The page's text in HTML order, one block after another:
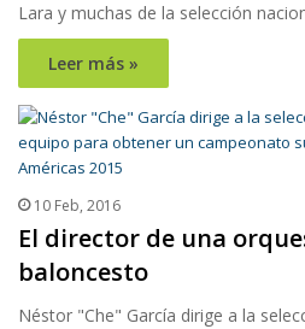
Lara y muchas de la selección
Leer más »
10 Feb, 2016
El director de una
baloncesto
Néstor "Che" García dirige a la